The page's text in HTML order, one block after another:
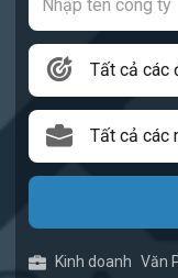
Tất cả các
Tất cả các
Kinh doanh Văn